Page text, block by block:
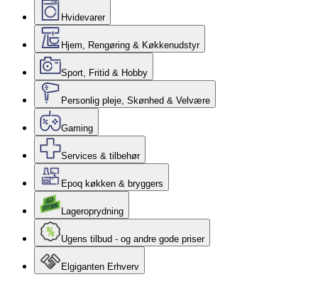
Hvidevarer
Hjem, Rengøring & Køkkenudstyr
Sport, Fritid & Hobby
Personlig pleje, Skønhed & Velvære
Gaming
Services & tilbehør
Epoq køkken & bryggers
Lageroprydning
Ugens tilbud - og andre gode priser
Elgiganten Erhverv